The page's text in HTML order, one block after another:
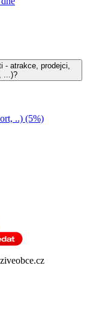
- atrakce, prodejci,
...)?
..) (5%)